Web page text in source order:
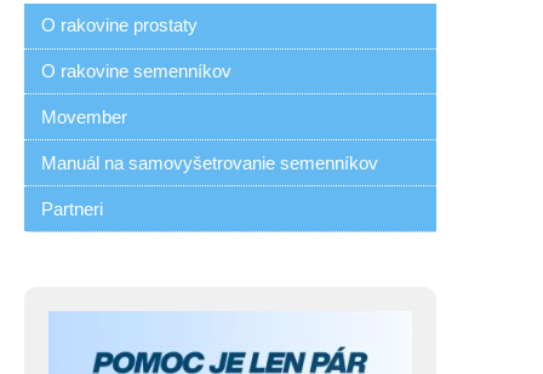
O rakovine prostaty
O rakovine semenníkov
Movember
Manuál na samovyšetrovanie semenníkov
Partneri